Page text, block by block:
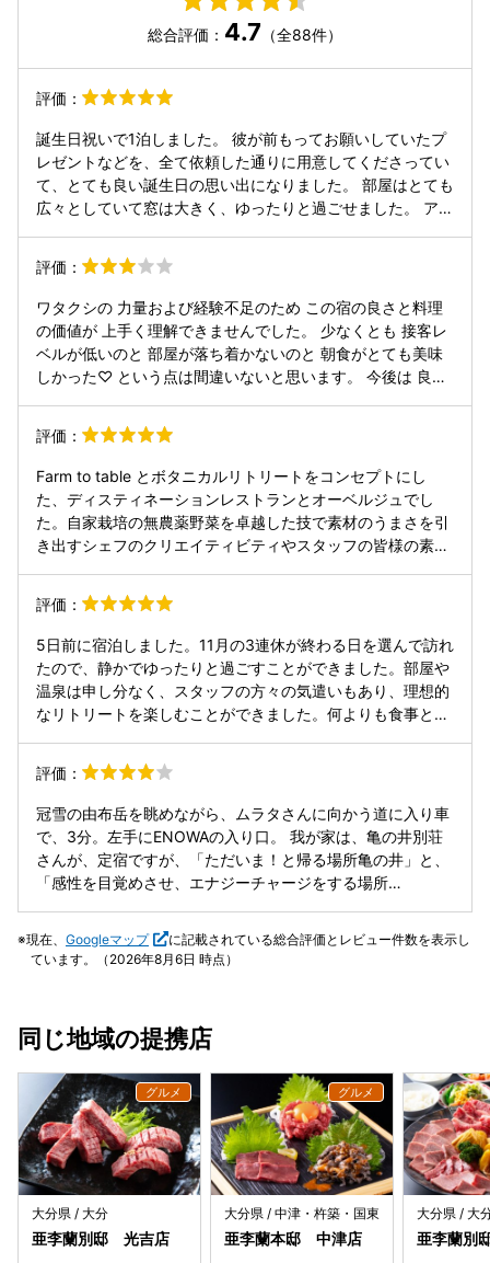
総合評価： 4.7 （全88件）
評価：
誕生日祝いで1泊しました。 彼が前もってお願いしていたプ
レゼントなどを、全て依頼した通りに用意してくださってい
て、とても良い誕生日の思い出になりました。 部屋はとても
広々としていて窓は大きく、ゆったりと過ごせました。 アメ
と感じました。 料理は目でも鼻でも舌でも楽しむことができ
て、野菜中心でも満足感がありました。 希望すればメインを
少なめで作ってもらえるのがありがたかったです。彼は「肉
が少ないと満足できないかも」と言っていましたが、食べ終
わったときには「美味しかったしお腹いっぱいになった」と
満足そうでした！ 値段的になかなか気軽には来れないです
が、誕生日や記念日の際にはまた宿泊したいです。
評価：
ワタクシの 力量および経験不足のため この宿の良さと料理
の価値が 上手く理解できませんでした。 少なくとも 接客レ
ベルが低いのと 部屋が落ち着かないのと 朝食がとても美味
しかった♡ という点は間違いないと思います。 今後は 良い
評価：
Farm to table とボタニカルリトリートをコンセプトにし
た、ディスティネーションレストランとオーベルジュでし
た。自家栽培の無農薬野菜を卓越した技で素材のうまさを引
き出すシェフのクリエイティビティやスタッフの皆様の素晴
ました。 また、広々としたお部屋も設えも、部屋付き露天風
呂も素晴らしかったです。 感動の体験をしに、またリピート
させて頂きます。ありがとうございました。
評価：
5日前に宿泊しました。11月の3連休が終わる日を選んで訪れ
たので、静かでゆったりと過ごすことができました。部屋や
温泉は申し分なく、スタッフの方々の気遣いもあり、理想的
なリトリートを楽しむことができました。何よりも食事とア
を、工夫を凝らして調理されています。全ての皿に共通して
いるのは、新鮮野菜本来の旨味を活かした調理です。私はベ
ジタリアンではありませんが、年を経るにつれて肉よりも野
菜を好む身体に変化しています。野菜中心で調理された少量
の料理が、多種の皿でもてなされるスタイルに魅了されまし
た。特に年配の方やベジタリアンには喜ばれると思います。
帰り際にシェフと言葉を交わす機会があり、優しい人柄から
ーとして、年に数回訪れたいと考えています。癒しと美味し
い時間をありがとうこざいました。また訪れます。
評価：
冠雪の由布岳を眺めながら、ムラタさんに向かう道に入り車
で、3分。左手にENOWAの入り口。 我が家は、亀の井別荘
さんが、定宿ですが、「ただいま！と帰る場所亀の井」と、
「感性を目覚めさせ、エナジーチャージをする場所
客を、5、としてのエノワ3です。) 私は、farm to table が、
食の基本だと、思いますので、こちらの食のコンセプトは、
始まるディナー。 ヘッドシェフ、タシ・ジャムツォ氏自ら朝
ぞれが、ソースを繋ぎとして調和し、作り出されるタシ・ジ
ャムツォ氏世界観は、大変心地よい。 まだ、未完成なホテル
かもしれませんが、ENOWAで、心身ともに休めるため、大
分に来る。と感じる方も増えてくるだろう、大分で、訪れる
価値ある場所の一つではある。 デュシタニ京都の五感を感じ
るディナーの導入部分の演出を、思い起こすお部屋の作りで
すが、お散歩中に、可愛い子鹿に会える感動は、この場所の
価値です。 蛇足…私考で、大変失礼と存じますが、、様々な
現在、 Googleマップ
に記載されている総合評価とレビュー件数を表示し
ています。（2026年8月6日 時点）
同じ地域の提携店
大分県 / 大分
亜李蘭別邸 光吉店
大分県 / 中津・杵築・国東
亜李蘭本邸 中津店
大分県 / 大
亜李蘭別